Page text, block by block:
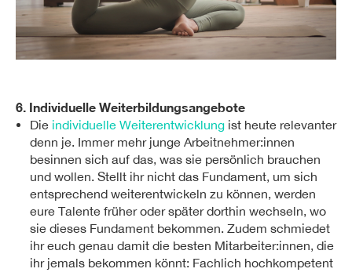
6. Individuelle Weiterbildungsangebote
Die individuelle Weiterentwicklungist heute relevanter
denn je. Immer mehr junge Arbeitnehmer:innen
besinnen sich auf das, was sie persönlich brauchen
und wollen. Stellt ihr nicht das Fundament, um sich
entsprechend weiterentwickeln zu können, werden
eure Talente früher oder später dorthin wechseln, wo
sie dieses Fundament bekommen. Zudem schmiedet
ihr euch genau damit die besten Mitarbeiter:innen, die
ihr jemals bekommen könnt: Fachlich hochkompetent